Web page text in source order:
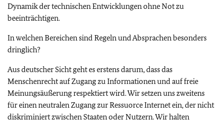
Dynamik der technischen Entwicklungen ohne Not zu
beeinträchtigen.
In welchen Bereichen sind Regeln und Absprachen besonders
dringlich?
Aus deutscher Sicht geht es erstens darum, dass das
Menschenrecht auf Zugang zu Informationen und auf freie
Meinungsäußerung respektiert wird. Wir setzen uns zweitens
für einen neutralen Zugang zur Ressuorce Internet ein, der nicht
diskriminiert zwischen Staaten oder Nutzern. Wir halten